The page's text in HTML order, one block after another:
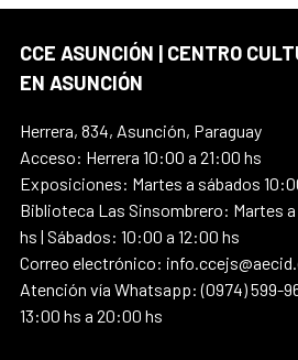
CCE ASUNCIÓN | CENTRO
EN ASUNCIÓN
Herrera, 834, Asunción, Paraguay
Acceso: Herrera 10:00 a 21:00 hs
Exposiciones: Martes a sábados
Biblioteca Las Sinsombrero: Martes
hs | Sábados: 10:00 a 12:00 hs
Correo electrónico:
Atención vía Whatsapp: (0974) 599-
13:00 hs a 20:00 hs